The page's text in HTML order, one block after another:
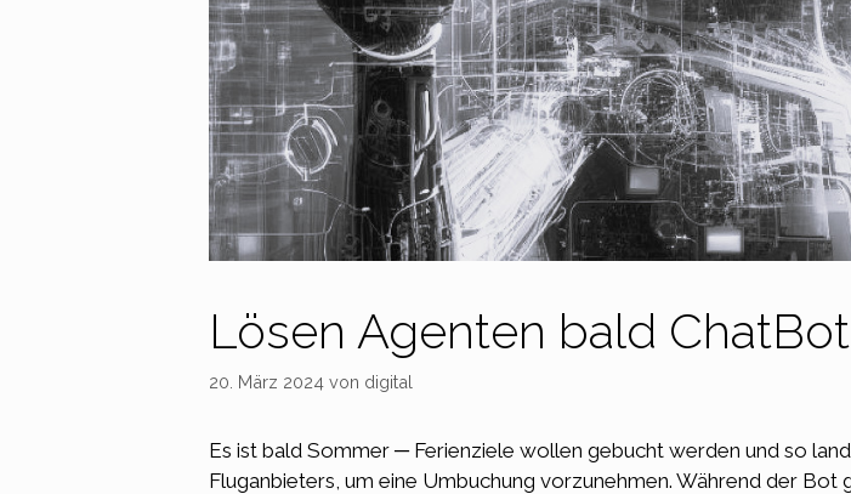
Lösen Agenten bald
20. März 2024 von digital
Es ist bald Sommer ─ Ferienziele wollen gebucht werden und so
Fluganbieters, um eine Umbuchung vorzunehmen. Während der Bot